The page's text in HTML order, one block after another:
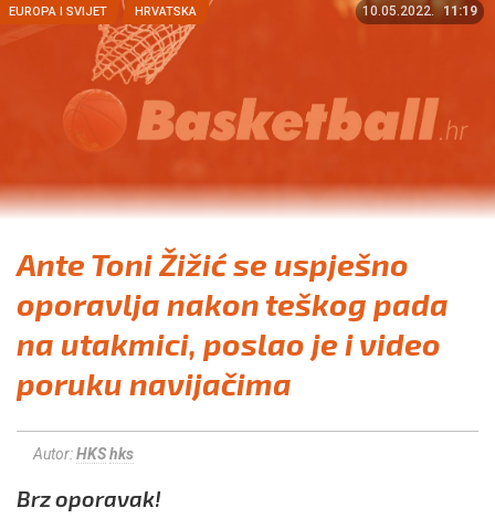
EUROPA I SVIJET HRVATSKA 10.05.2022. 11:19
Ante Toni Žižić se uspješno
oporavlja nakon teškog pada
na utakmici, poslao je i video
poruku navijačima
Autor:HKShks
Brz oporavak!